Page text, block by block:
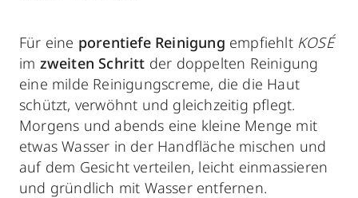
Für eine porentiefe Reinigung empfiehlt KOSÉ
im zweiten Schritt der doppelten Reinigung
eine milde Reinigungscreme, die die Haut
schützt, verwöhnt und gleichzeitig pflegt.
Morgens und abends eine kleine Menge mit
etwas Wasser in der Handfläche mischen und
auf dem Gesicht verteilen, leicht einmassieren
und gründlich mit Wasser entfernen.